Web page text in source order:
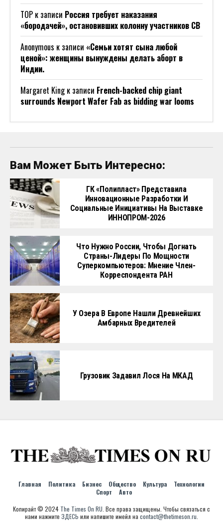
ТОР к записи Россия требует наказания
«бородачей», остановивших колонну участников СВ
Anonymous к записи «Семьи хотят сына любой
ценой»: женщины вынуждены делать аборт в
Индии.
Margaret Kingк записи French-backed chip giant
surrounds Newport Wafer Fab as bidding war looms
Вам Может Быть Интересно:
ГК «Полипласт» Представила
Инновационные Разработки И
Социальные Инициативы На Выставке
ИННОПРОМ-2026
Что Нужно России, Чтобы Догнать
Страны-Лидеры По Мощности
Суперкомпьютеров: Мнение Член-
Корреспондента РАН
У Озера В Европе Нашли Древнейших
Амбарных Вредителей
Грузовик Задавил Лося На МКАД
Главная Политика Бизнес Общество Культура
Технологии
Спорт
Авто
Копирайт © 2024 The Times On RU. Все права защищены. Чтобы связаться с
нами нажмите ЗДЕСЬ или напишите имейл на contact@thetimeson.ru.